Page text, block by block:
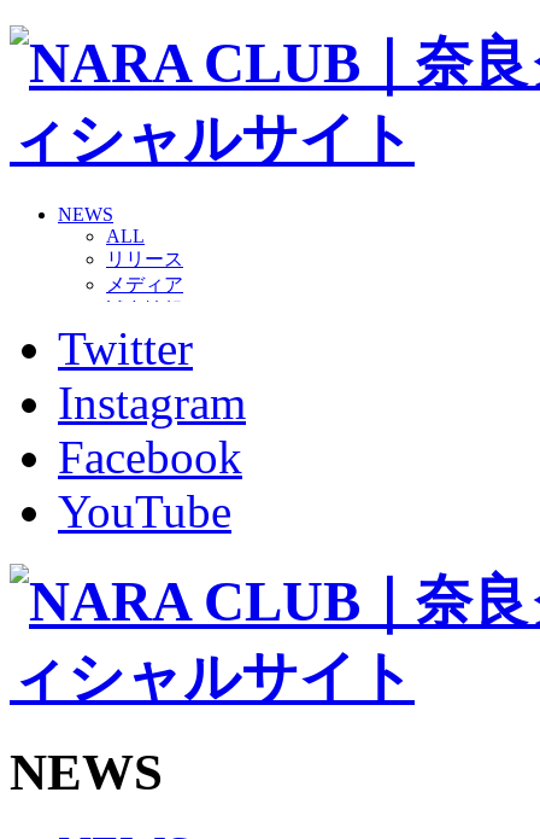
NEWS
ALL
リリース
メディア
グッズ
ファンコミュニティ
ホームタウン
コラム
その他
TEAM
2026/27トップチーム
2026/27トップチームスタッフ
バモス
チアダンススクール
ボランティアチーム「volundeer」
ビクトリーロード
HOMEGAME
観戦ルール＆マナー
Jリーグ運営管理規定
写真・動画使用ガイドライン
SCHEDULE
Twitter
Instagram
Facebook
YouTube
NEWS